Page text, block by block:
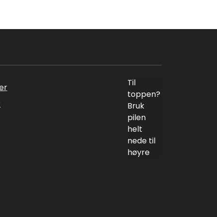
Til
toppen?
Bruk
pilen
helt
nede til
høyre